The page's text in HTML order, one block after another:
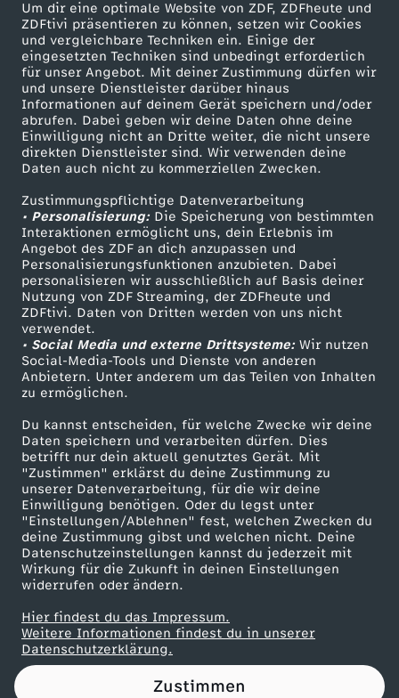
Um dir eine optimale Website von ZDF, ZDFheute und
ZDFtivi präsentieren zu können, setzen wir Cookies
und vergleichbare Techniken ein. Einige der
eingesetzten Techniken sind unbedingt erforderlich
für unser Angebot. Mit deiner Zustimmung dürfen wir
und unsere Dienstleister darüber hinaus
Informationen auf deinem Gerät speichern und/oder
abrufen. Dabei geben wir deine Daten ohne deine
Einwilligung nicht an Dritte weiter, die nicht unsere
direkten Dienstleister sind. Wir verwenden deine
Daten auch nicht zu kommerziellen Zwecken.
Zustimmungspflichtige Datenverarbeitung
• Personalisierung:Die Speicherung von bestimmten
Interaktionen ermöglicht uns, dein Erlebnis im
Angebot des ZDF an dich anzupassen und
Personalisierungsfunktionen anzubieten. Dabei
personalisieren wir ausschließlich auf Basis deiner
Nutzung von ZDF Streaming, der ZDFheute und
ZDFtivi. Daten von Dritten werden von uns nicht
verwendet.
• Social Media und externe Drittsysteme:Wir nutzen
Social-Media-Tools und Dienste von anderen
Anbietern. Unter anderem um das Teilen von Inhalten
zu ermöglichen.
Du kannst entscheiden, für welche Zwecke wir deine
Daten speichern und verarbeiten dürfen. Dies
betrifft nur dein aktuell genutztes Gerät. Mit
"Zustimmen" erklärst du deine Zustimmung zu
unserer Datenverarbeitung, für die wir deine
Einwilligung benötigen. Oder du legst unter
"Einstellungen/Ablehnen" fest, welchen Zwecken du
deine Zustimmung gibst und welchen nicht. Deine
Datenschutzeinstellungen kannst du jederzeit mit
Wirkung für die Zukunft in deinen Einstellungen
widerrufen oder ändern.
Hier findest du das Impressum.
Weitere Informationen findest du in unserer
Datenschutzerklärung.
Zustimmen
a
t
D
e
u
t
s
c
h
l
a
n
d
o
h
n
Mehr ZDF
ZDF-Apps
Smart TV
ZDFtext
Livestreams
Sendungen A-Z
TV-Programm
Service
ZDFmitreden
Kontakt zum ZDF
Tickets
Zuschauerservice
Hilfe
ZDF Unternehmen
Karriere
ZDF goes Schule
Werbefernsehen
Mainzelmännchen
Partner